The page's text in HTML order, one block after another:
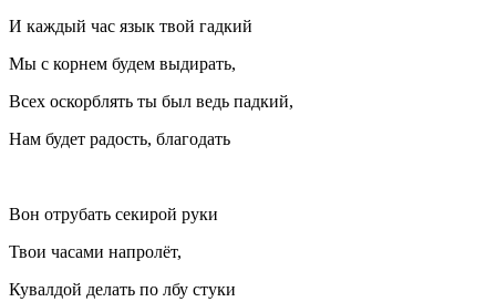
И каждый час язык твой гадкий
Мы с корнем будем выдирать,
Всех оскорблять ты был ведь падкий,
Нам будет радость, благодать
Вон отрубать секирой руки
Твои часами напролёт,
Кувалдой делать по лбу стуки